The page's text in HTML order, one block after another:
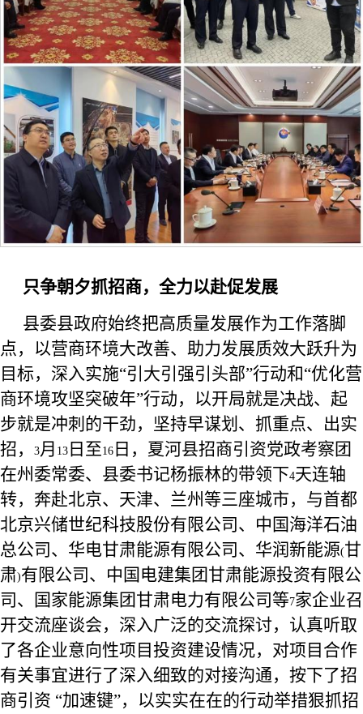
只争朝夕抓招商，全力以赴促发展
县委县政府始终把高质量发展作为工作落脚
点，以营商环境大改善、助力发展质效大跃升为
目标，深入实施“引大引强引头部”行动和“优化营
商环境攻坚突破年”行动，以开局就是决战、起
步就是冲刺的干劲，坚持早谋划、抓重点、出实
招，
3月 13 日至16 日，夏河县招商引资党政考察团
在州委常委、县委书记杨振林的带领下4天连轴
转，奔赴北京、天津、兰州等三座城市，与首都
北京兴储世纪科技股份有限公司、中国海洋石油
总公司、华电甘肃能源有限公司、华润新能源(甘
肃)有限公司、中国电建集团甘肃能源投资有限公
司、国家能源集团甘肃电力有限公司等7家企业召
开交流座谈会，深入广泛的交流探讨，认真听取
了各企业意向性项目投资建设情况，对项目合作
有关事宜进行了深入细致的对接沟通，按下了招
商引资 “加速键”，以实实在在的行动举措狠抓招